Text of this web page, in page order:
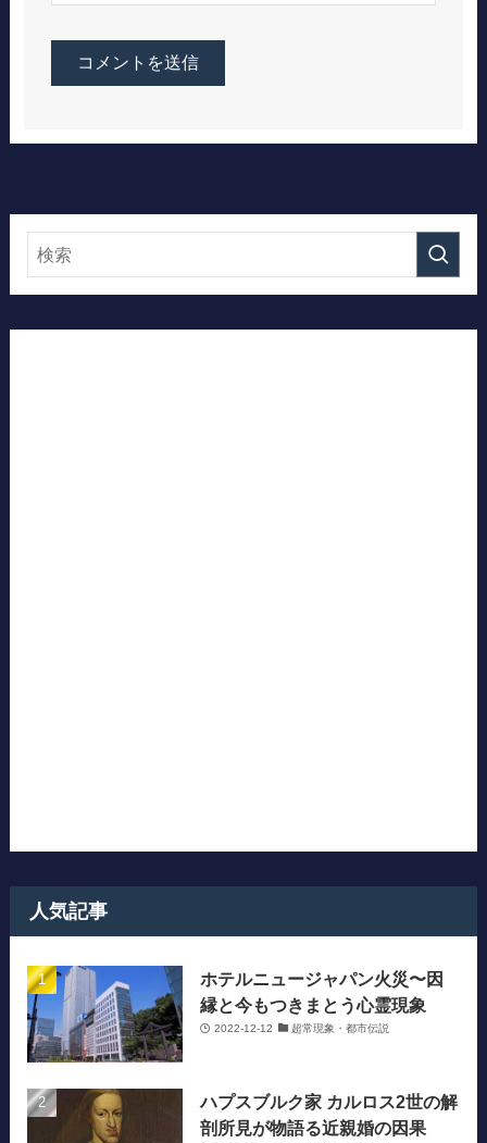
人気記事
ホテルニュージャパン火災〜因
縁と今もつきまとう心霊現象
2022-12-12 超常現象・都市伝説
ハプスブルク家 カルロス2世の解
剖所見が物語る近親婚の因果